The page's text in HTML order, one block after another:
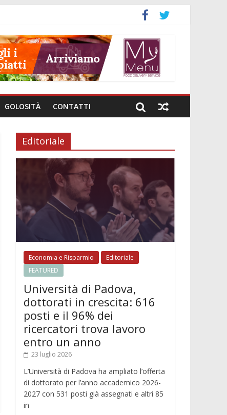
GOLOSITÀ CONTATTI
Editoriale
Economia e Risparmio
Editoriale
FEATURED
Università di Padova,
dottorati in crescita: 616
posti e il 96% dei
ricercatori trova lavoro
entro un anno
23 luglio 2026
L’Università di Padova ha ampliato l’offerta
di dottorato per l’anno accademico 2026-
2027 con 531 posti già assegnati e altri 85
in